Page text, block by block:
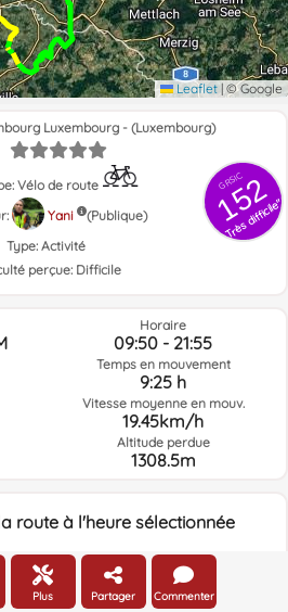
Leaflet | © Google
GRSIC
152
Très difficile"
Luxembourg - (Luxembourg)
Vélo de route
Yani
(Publique)
Type: Activité
perçue: Difficile
Horaire
09:50 - 21:55
Temps en mouvement
9:25 h
Vitesse moyenne en mouv.
19.45km/h
Altitude perdue
1308.5m
route à l'heure sélectionnée
07:00
Plus Partager Commenter